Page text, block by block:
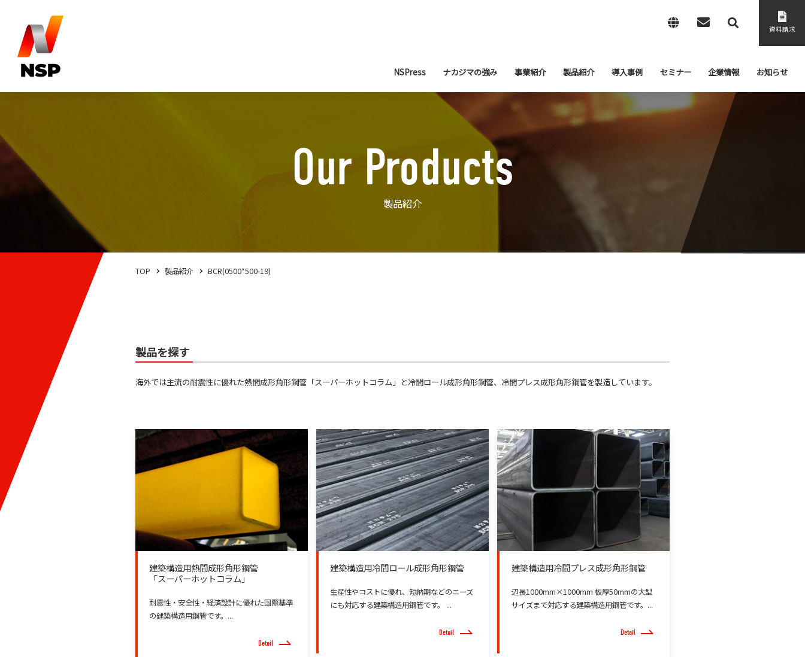
資料請求
NSPress ナカジマの強み 事業紹介 製品紹介 導入事例 セミナー 企業情報 お知らせ
Our Products
製品紹介
TOP 製品紹介 BCR(0500*500-19)
製品を探す
海外では主流の耐震性に優れた熱間成形角形鋼管「スーパーホットコラム」と冷間ロール成形角形鋼管、冷間プレス成形角形鋼管を製造しています。
建築構造用熱間成形角形鋼管
「スーパーホットコラム」
耐震性・安全性・経済設計に優れた国際基準
の建築構造用鋼管です。...
Detail
建築構造用冷間ロール成形角形鋼管
生産性やコストに優れ、短納期などのニーズ
にも対応する建築構造用鋼管です。 ...
Detail
建築構造用冷間プレス成形角形鋼管
辺長1000mm×1000mm 板厚50mmの大型
サイズまで対応する建築構造用鋼管です。...
Detail